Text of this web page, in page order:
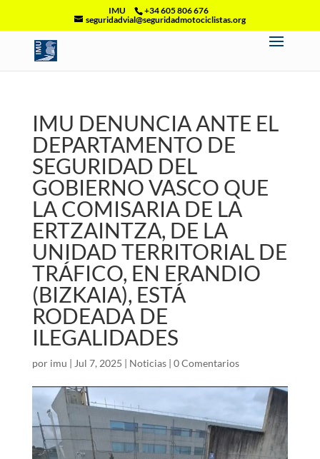
IMU
+34 605 806 676
seguridadvial@seguridadmotociclistas.org
IMU DENUNCIA ANTE EL
DEPARTAMENTO DE
SEGURIDAD DEL
GOBIERNO VASCO QUE
LA COMISARIA DE LA
ERTZAINTZA, DE LA
UNIDAD TERRITORIAL DE
TRÁFICO, EN ERANDIO
(BIZKAIA), ESTÁ
RODEADA DE
ILEGALIDADES
por imu | Jul 7, 2025 | Noticias| 0 Comentarios